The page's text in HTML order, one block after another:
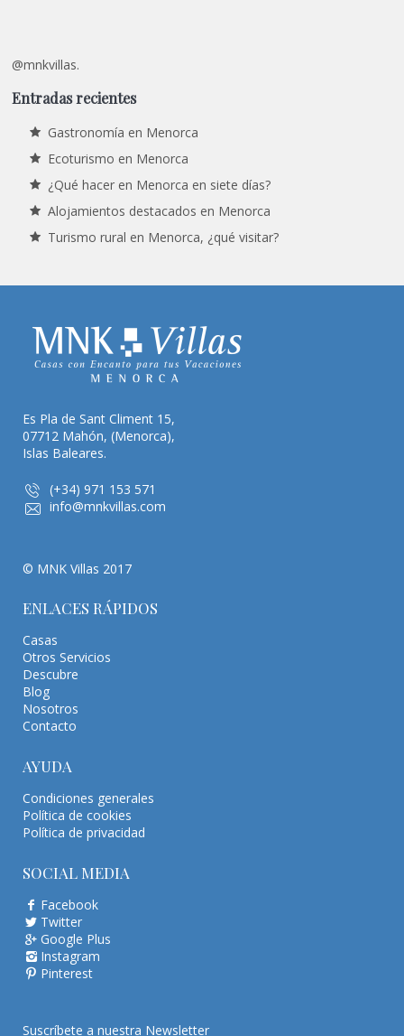
@mnkvillas.
Entradas recientes
Gastronomía en Menorca
Ecoturismo en Menorca
¿Qué hacer en Menorca en siete días?
Alojamientos destacados en Menorca
Turismo rural en Menorca, ¿qué visitar?
Es Pla de Sant Climent 15,
07712 Mahón, (Menorca),
Islas Baleares.
(+34) 971 153 571
info@mnkvillas.com
© MNK Villas 2017
ENLACES RÁPIDOS
Casas
Otros Servicios
Descubre
Blog
Nosotros
Contacto
AYUDA
Condiciones generales
Política de cookies
Política de privacidad
SOCIAL MEDIA
Facebook
Twitter
Google Plus
Instagram
Pinterest
Suscríbete a nuestra Newsletter